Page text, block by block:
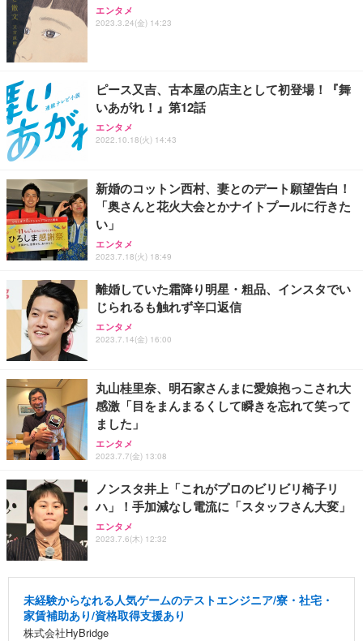
ANDWINT オフィスチェア デスクチェア 肘なし メ
ッシュ 通気性 ランバーサポート付き 腰サポート ガ
【MiniLED/24.5inch/280Hz/FHD】GRAPHT THE S
HOOTER Gaming Monitor 24” Essential ゲーミン
アイリスオーヤマ ペットシーツ 超厚型 お徳用 レギ
ュラー 200枚入【Amazon.co.jp限定】
エンタメ
2023.3.24(金) 14:23
ピース又吉、古本屋の店主として初登場！『舞
いあがれ！』第12話
エンタメ
2022.10.18(火) 14:43
新婚のコットン西村、妻とのデート願望告白！
「奥さんと花火大会とかナイトプールに行きた
い」
エンタメ
2023.7.18(火) 18:49
離婚していた霜降り明星・粗品、インスタでい
じられるも触れず辛口返信
エンタメ
2023.7.14(金) 16:00
丸山桂里奈、明石家さんまに愛娘抱っこされ大
感激「目をまんまるくして瞬きを忘れて笑って
ました」
エンタメ
2023.7.7(金) 13:08
ノンスタ井上「これがプロのビリビリ椅子リ
ハ」！手加減なし電流に「スタッフさん大変」
エンタメ
2023.7.6(木) 12:32
未経験からなれる人気ゲームのテストエンジニア/寮・社宅・
家賃補助あり/資格取得支援あり
株式会社HyBridge